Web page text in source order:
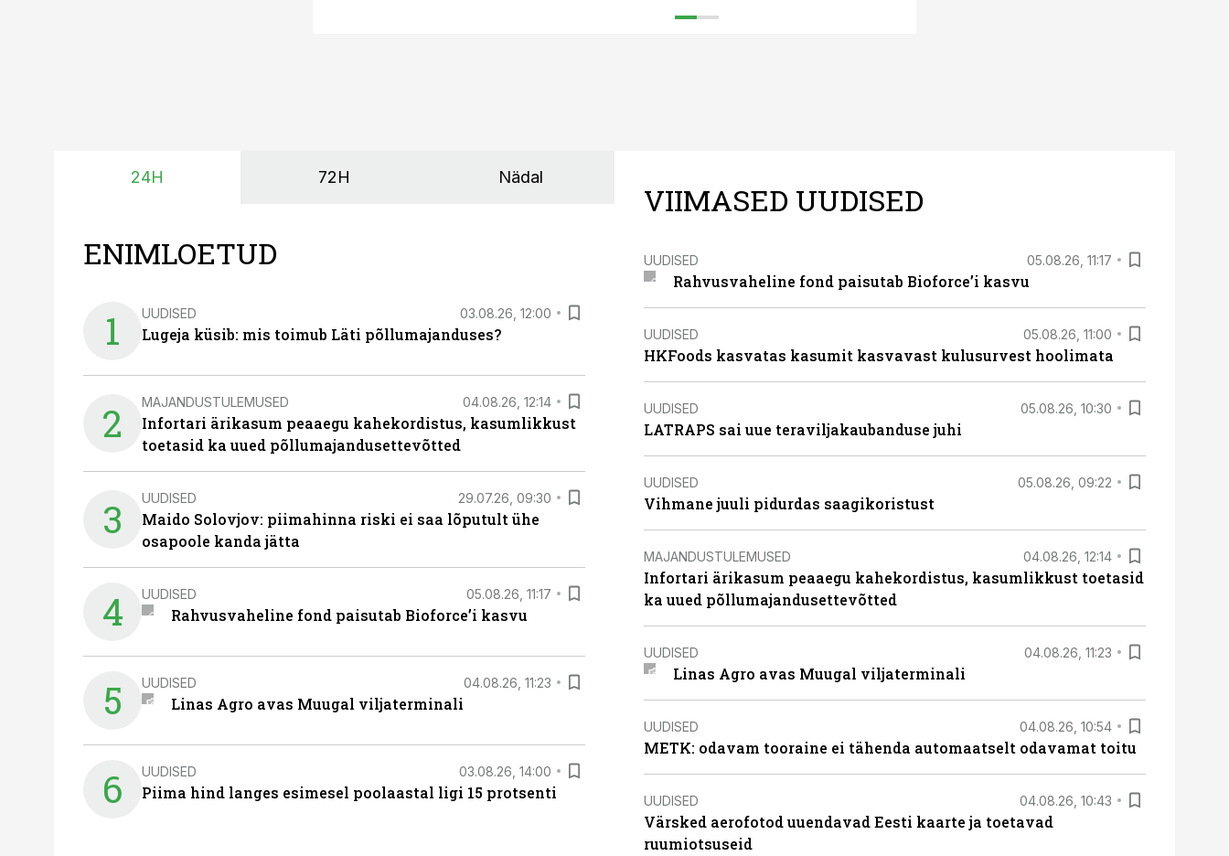
24H 72H Nädal
ENIMLOETUD
1 UUDISED 03.08.26, 12:00
Lugeja küsib: mis toimub Läti põllumajanduses?
2 MAJANDUSTULEMUSED 04.08.26, 12:14
Infortari ärikasum peaaegu kahekordistus, kasumlikkust
toetasid ka uued põllumajandusettevõtted
3 UUDISED 29.07.26, 09:30
Maido Solovjov: piimahinna riski ei saa lõputult ühe
osapoole kanda jätta
4 UUDISED 05.08.26, 11:17
Rahvusvaheline fond paisutab Bioforce’i kasvu
5 UUDISED 04.08.26, 11:23
Linas Agro avas Muugal viljaterminali
6 UUDISED 03.08.26, 14:00
Piima hind langes esimesel poolaastal ligi 15 protsenti
VIIMASED UUDISED
UUDISED 05.08.26, 11:17
Rahvusvaheline fond paisutab Bioforce’i kasvu
UUDISED 05.08.26, 11:00
HKFoods kasvatas kasumit kasvavast kulusurvest hoolimata
UUDISED 05.08.26, 10:30
LATRAPS sai uue teraviljakaubanduse juhi
UUDISED 05.08.26, 09:22
Vihmane juuli pidurdas saagikoristust
MAJANDUSTULEMUSED 04.08.26, 12:14
Infortari ärikasum peaaegu kahekordistus, kasumlikkust toetasid
ka uued põllumajandusettevõtted
UUDISED 04.08.26, 11:23
Linas Agro avas Muugal viljaterminali
UUDISED 04.08.26, 10:54
METK: odavam tooraine ei tähenda automaatselt odavamat toitu
UUDISED 04.08.26, 10:43
Värsked aerofotod uuendavad Eesti kaarte ja toetavad
ruumiotsuseid